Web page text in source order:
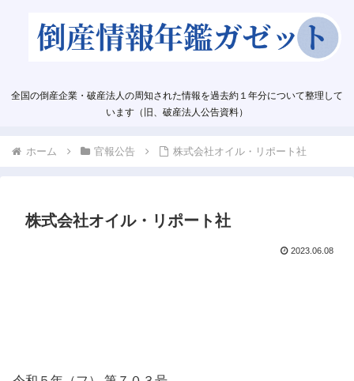
全国の倒産企業・破産法人の周知された情報を過去約１年分について整理して
います（旧、破産法人公告資料）
ホーム 官報公告 株式会社オイル・リポート社
株式会社オイル・リポート社
2023.06.08